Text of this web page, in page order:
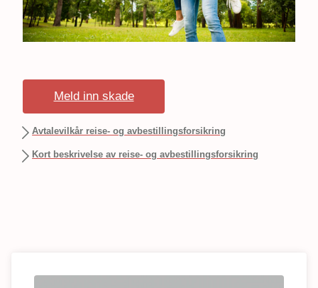
Meld inn skade
Avtalevilkår reise- og avbestillingsforsikring
Kort beskrivelse av reise- og avbestillingsforsikring